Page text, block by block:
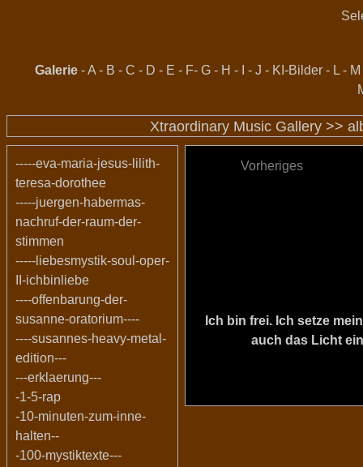
Galerie -A - B - C - D - E - F- G - H - - J - KI-Bilder - L - M
Xtraordinary Music Gallery >>
-----eva-maria-jesus-lilith-
teresa-dorothee
-----juergen-habermas-
nachruf-der-raum-der-
stimmen
-----liebesmystik-soul-oper-
II-ichbinliebe
----offenbarung-der-
susanne-oratorium----
----susannes-heavy-metal-
edition---
---erklaerung---
-1-5-rap
-10-minuten-zum-inne-
halten--
-100-mystiktexte---
Vorheriges
Ich bin frei. Ich setze
auch das Licht